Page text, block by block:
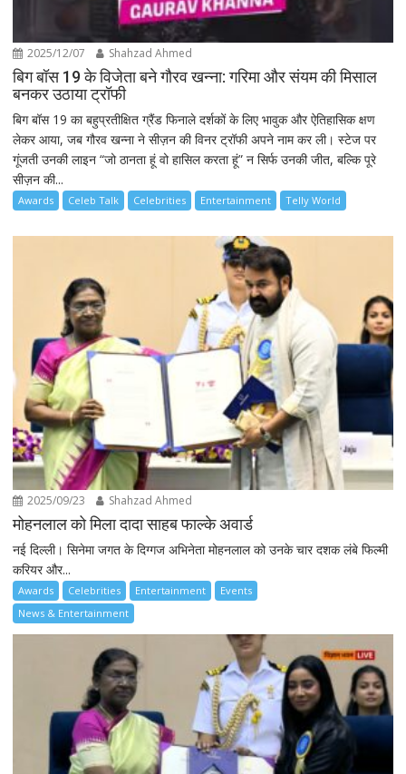
2025/12/07 Shahzad Ahmed
बिग बॉस 19 के विजेता बने गौरव खन्ना: गरिमा और संयम की मिसाल
बनकर उठाया ट्रॉफी
बिग बॉस 19 का बहुप्रतीक्षित ग्रैंड फिनाले दर्शकों के लिए भावुक और ऐतिहासिक क्षण
लेकर आया, जब गौरव खन्ना ने सीज़न की विनर ट्रॉफी अपने नाम कर ली। स्टेज पर
गूंजती उनकी लाइन “जो ठानता हूं वो हासिल करता हूं” न सिर्फ उनकी जीत, बल्कि पूरे
सीज़न की...
Awards Celeb Talk Celebrities Entertainment Telly World
2025/09/23 Shahzad Ahmed
मोहनलाल को मिला दादा साहब फाल्के अवार्ड
नई दिल्ली। सिनेमा जगत के दिग्गज अभिनेता मोहनलाल को उनके चार दशक लंबे फिल्मी
करियर और...
Awards Celebrities Entertainment
Events
News & Entertainment